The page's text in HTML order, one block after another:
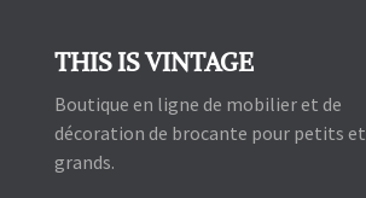
THIS IS VINTAGE
Boutique en ligne de mobilier et de
décoration de brocante pour petits et
grands.